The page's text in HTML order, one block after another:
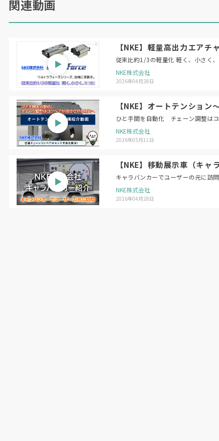
ーやIoTを活用した「洗車機スマートサポート」
による遠隔監視・復旧など、強みとするアフター
台」を目指す。
（日本物流新聞2026 5月25日号掲載）
関連動画
【NKE】軽量高出力エア
従来比約1/3の軽量化 軽く、小さく
NKE株式会社
2026年04月28日
【NKE】オートテンショ
ひと手間を自動化 チェーン調整は
NKE株式会社
2026年05月11日
【NKE】移動展示車（キ
キャラバンカーでユーザーの元に訪問
NKE株式会社
2026年04月28日